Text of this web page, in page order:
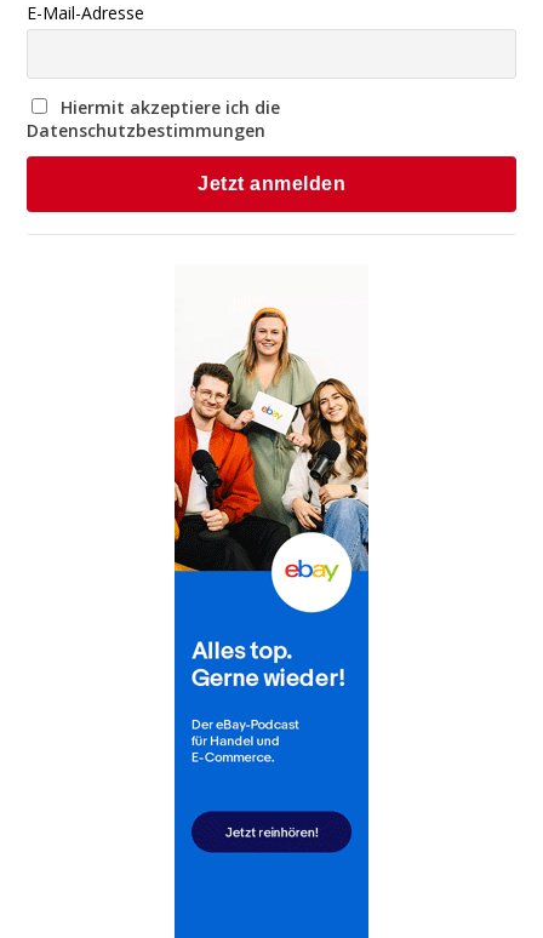
E-Mail-Adresse
Hiermit akzeptiere ich die
Datenschutzbestimmungen